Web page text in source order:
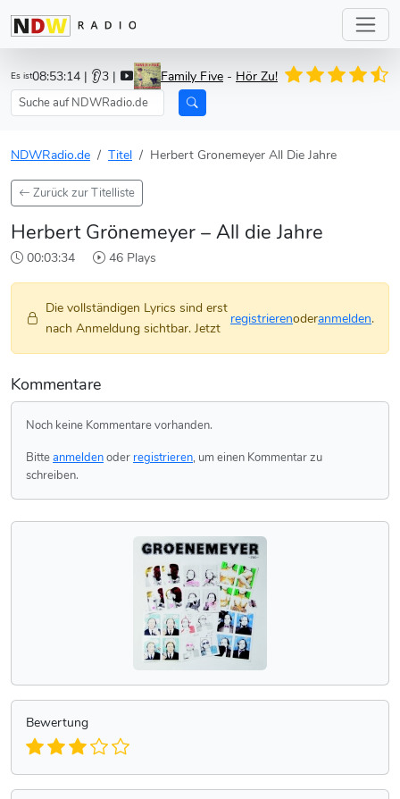
Es ist08:53:14 | 👂3 | Family Five - Hör Zu!
NDWRadio.de Titel Herbert Gronemeyer All Die Jahre
Zurück zur Titelliste
Herbert Grönemeyer – All die Jahre
00:03:34 46 Plays
Die vollständigen Lyrics sind erst
nach Anmeldung sichtbar. Jetzt
registrierenoderanmelden.
Kommentare
Noch keine Kommentare vorhanden.
Bitteanmeldenoder registrieren, um einen Kommentar zu
schreiben.
Bewertung